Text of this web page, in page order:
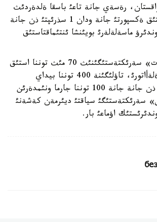
رةسةي جانة تاعئ باسقا ةلدةردئث
كومپانيالارئمةن استئق ةكسپورتئ جانة ودان 1 سذرئپتئ ذن جانة
ماسةلةلةرئ بويئنشا ئنتئماقتاستئق
وعان قوسا، «قاينات» سةرئكتةستئگئنئث 70 مئث توننا استئق
ساقتاي الاتئن ءوز ةلةأاتورئ، تاؤلئگئنة 400 توننا بيداي
تارتئپ، 300 توننا ذن جانة جانة 100 توننا جارما ونئمدةرئن
سةرئكتةستئگئ سياقتئ ديئرمةن كةشةنئ
اؤماعئ بار.